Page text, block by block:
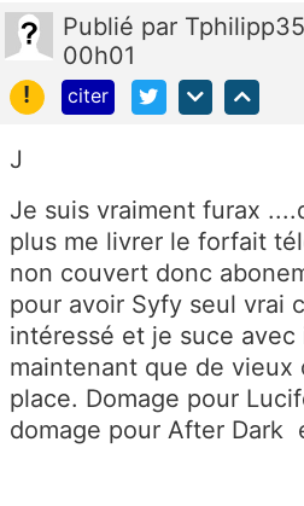
Publié par Tphilipp35
00h01
!
citer
J
Je suis vraiment furax
plus me livrer le forfait
non couvert donc
pour avoir Syfy seul vrai
intéressé et je suce
maintenant que de vieux
place. Domage pour
domage pour After Dark